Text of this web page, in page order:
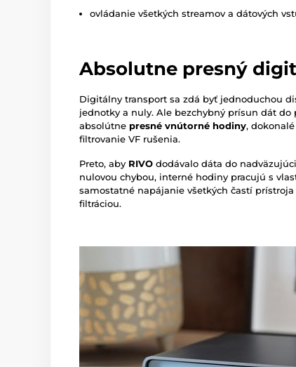
ovládanie všetkých streamov a dátových
Absolutne presný
Digitálny transport sa zdá byť jednoduchou
jednotky a nuly. Ale bezchybný prísun dát
absolútne presné vnútorné hodiny,
filtrovanie VF rušenia.
Preto, aby RIVO dodávalo dáta do
nulovou chybou, interné hodiny pracujú s
samostatné napájanie všetkých častí
filtráciou.